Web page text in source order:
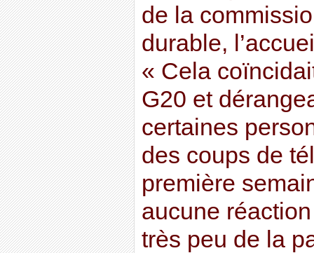
de la
durable,
« Cela
G20 et
certaines
des coups de
première
aucune
très peu de la